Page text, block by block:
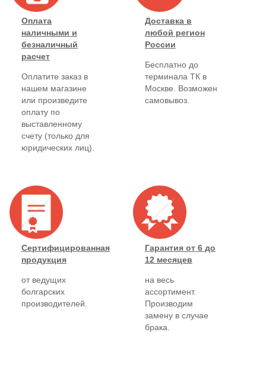
Оплата
наличными и
безналичный
расчет
Оплатите заказ в
нашем магазине
или произведите
оплату по
выставленному
счету (только для
юридических лиц).
Доставка в
любой регион
России
Бесплатно до
терминала ТК в
Москве. Возможен
самовывоз.
Сертифицированная
продукция
от ведущих
болгарских
производителей.
Гарантия от 6 до
12 месяцев
на весь
ассортимент.
Производим
замену в случае
брака.